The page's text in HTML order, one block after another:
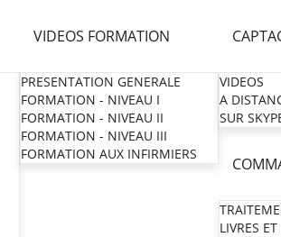
VIDEOS FORMATION
PRESENTATION GENERALE
FORMATION - NIVEAU I
FORMATION - NIVEAU II
FORMATION - NIVEAU III
FORMATION AUX INFIRMIERS
VIDEOS
A
SUR
LIVRES